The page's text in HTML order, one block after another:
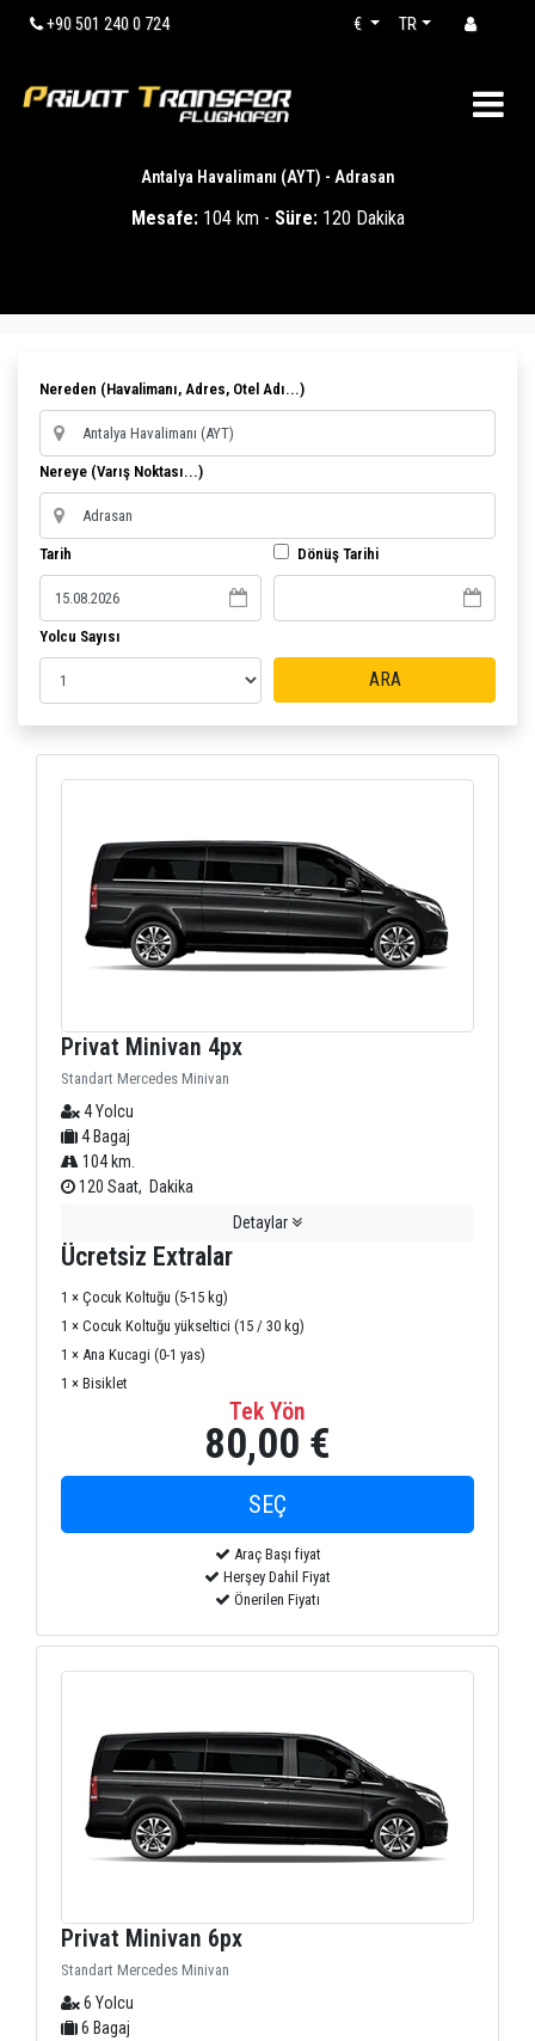
+90 501 240 0 724 TR
€
Antalya Havalimanı (AYT) - Adrasan
Mesafe:104 km - Süre:120 Dakika
Nereden (Havalimanı, Adres, Otel Adı...)
Nereye (Varış Noktası...)
Tarih Dönüş Tarihi
Yolcu Sayısı
ARA
Privat Minivan 4px
Standart Mercedes Minivan
4 Yolcu
4 Bagaj
104 km.
120 Saat, Dakika
Detaylar
Ücretsiz Extralar
1 × Çocuk Koltuğu (5-15 kg)
1 × Cocuk Koltuğu yükseltici (15 / 30 kg)
1 × Ana Kucagi (0-1 yas)
1 × Bisiklet
Tek Yön
80,00 €
Araç Başı fiyat
Herşey Dahil Fiyat
Önerilen Fiyatı
Privat Minivan 6px
Standart Mercedes Minivan
6 Yolcu
6 Bagaj